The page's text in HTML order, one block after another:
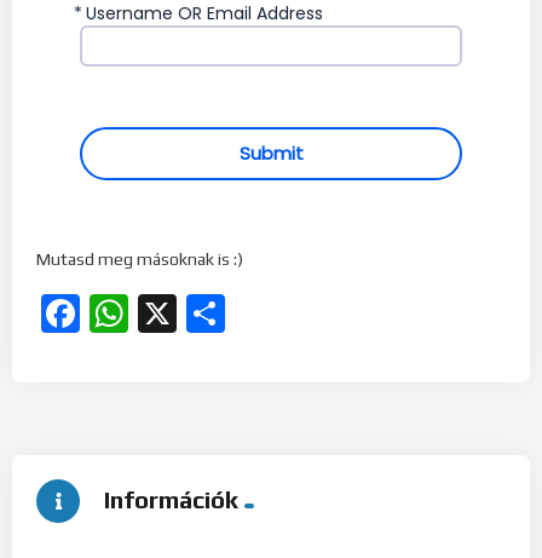
* Username OR Email Address
Submit
Mutasd meg másoknak is :)
Facebook
WhatsApp
X
Információk